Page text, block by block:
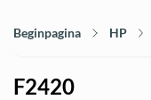
Beginpagina HP
F2420